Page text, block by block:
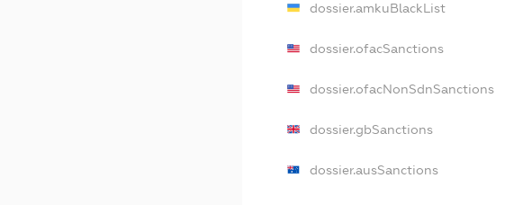
dossier.amkuBlackList
dossier.ofacSanctions
dossier.ofacNonSdnSanctions
dossier.gbSanctions
dossier.ausSanctions